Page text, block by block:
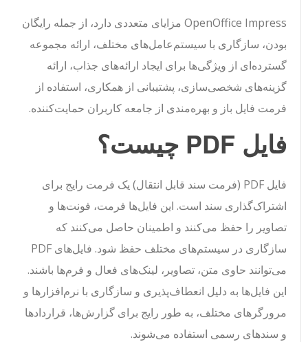
OpenOffice Impress مزایای متعددی دارد، از جمله رایگان
بودن، سازگاری با سیستم‌عامل‌های مختلف، ارائه مجموعه
گسترده‌ای از ویژگی‌ها برای ایجاد ارائه‌های جذاب، ارائه
گزینه‌های شخصی‌سازی، پشتیبانی از همکاری، استفاده از
فرمت فایل باز و بهره‌مندی از جامعه کاربران حمایت‌کننده.
فایل PDF چیست؟
فایل PDF (فرمت سند قابل انتقال) یک فرمت رایج برای
اشتراک‌گذاری سند است. این فایل‌ها فرمت، فونت‌ها و
تصاویر را حفظ می‌کنند و اطمینان حاصل می‌کنند که
سازگاری در سیستم‌های مختلف حفظ شود. فایل‌های PDF
می‌توانند حاوی متن، تصاویر، لینک‌های فعال و فرم‌ها باشند.
این فایل‌ها به دلیل انعطاف‌پذیری و سازگاری با نرم‌افزارها و
مرورگرهای مختلف، به طور رایج برای گزارش‌ها، قراردادها
و سند‌های رسمی استفاده می‌شوند.